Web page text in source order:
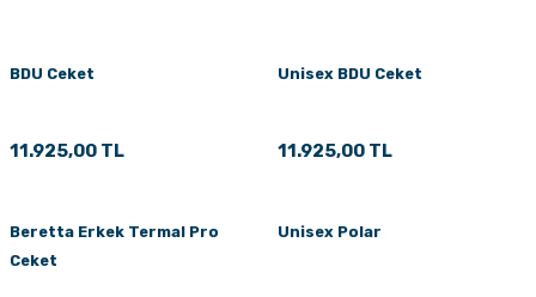
BDU Ceket
11.925,00 TL
Unisex BDU Ceket
11.925,00 TL
Beretta Erkek Termal Pro
Ceket
Unisex Polar